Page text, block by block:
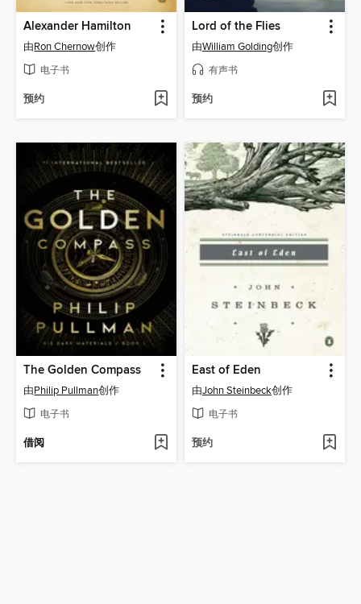
Alexander Hamilton
由Ron Chernow创作
电子书
预约
Lord of the Flies
由William Golding创作
有声书
预约
The Golden Compass
由Philip Pullman创作
电子书
借阅
East of Eden
由John Steinbeck创作
电子书
预约